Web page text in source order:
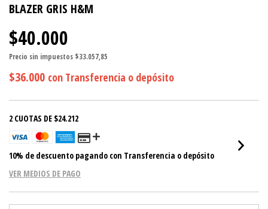
BLAZER GRIS H&M
$40.000
Precio sin impuestos $33.057,85
$36.000 con Transferencia o depósito
2 CUOTAS DE $24.212
10% de descuento pagando con Transferencia o depósito
VER MEDIOS DE PAGO